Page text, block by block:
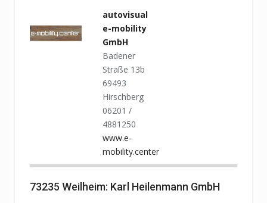
autovisual
e-mobility
GmbH
Badener
Straße 13b
69493
Hirschberg
06201 /
4881250
www.e-
mobility.center
73235 Weilheim: Karl Heilenmann GmbH